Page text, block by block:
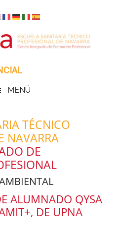
MENÚ
TÉCNICO
NAVARRA
DE
ALUMNADO QYSA
DE UPNA